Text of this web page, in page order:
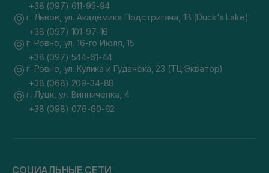
+38 (097) 611-95-94
г. Львов, ул. Академика Подстригача, 1В (Duck's Lake)
+38 (097) 101-97-16
г. Ровно, ул. 16-го Июля, 15
+38 (097) 544-61-44
г. Ровно, ул. Кулика и Гудачека, 23 (ТЦ Экватор)
+38 (068) 209-34-88
г. Луцк, ул. Винниченка, 4
+38 (098) 076-60-62
СОЦИАЛЬНЫЕ СЕТИ